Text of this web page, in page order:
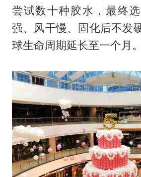
尝试数十种胶水，最终
强、风干慢、固化后不发
球生命周期延长至一个月。